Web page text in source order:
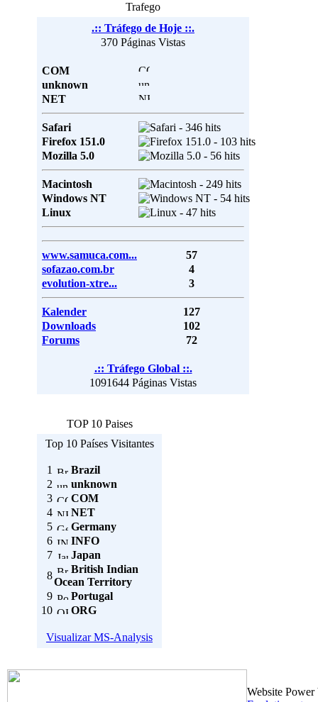
Trafego
.:: Tráfego de Hoje ::.
370 Páginas Vistas
COM
unknown
NET
Safari
Firefox 151.0
Mozilla 5.0
Macintosh
Windows NT
Linux
www.samuca.com...
57
sofazao.com.br
4
evolution-xtre...
3
Kalender
127
Downloads
102
Forums
72
.:: Tráfego Global ::.
1091644 Páginas Vistas
TOP 10 Paises
Top 10 Países Visitantes
1
Brazil
2
unknown
3
COM
4
NET
5
Germany
6
INFO
7
Japan
8
British Indian
Ocean Territory
9
Portugal
10
ORG
Visualizar MS-Analysis
Website